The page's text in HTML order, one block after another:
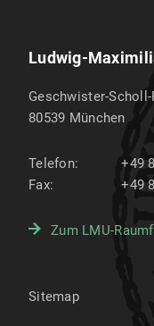
Ludwig-
Geschwister-Scholl-
80539 München
Telefon:
+49
Fax:
+49
Zum LMU-
Sitemap